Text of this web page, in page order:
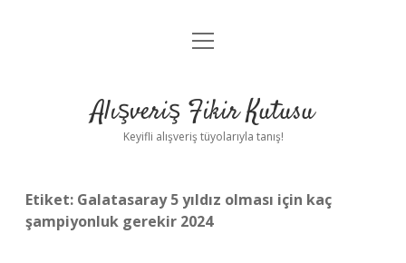
Anasayfa
Yasal Uyarı
menüyü
Alışveriş Fikir Kutusu
Keyifli alışveriş tüyolarıyla tanış!
Etiket: Galatasaray 5 yıldız olması için kaç
şampiyonluk gerekir 2024